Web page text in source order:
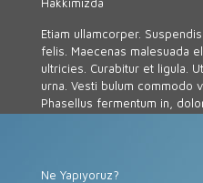
Etiam ullamcorper.
felis. Maecenas malesuada
ultricies. Curabitur et ligula.
urna. Vesti bulum commodo
Phasellus fermentum in,
Ne Yapıyoruz?